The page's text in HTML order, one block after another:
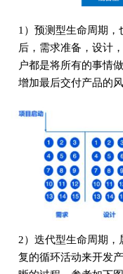
1）预测型生命周期，
后，需求准备，设计
户都是将所有的事情
增加最后交付产品的风
2）迭代型生命周期
复的循环活动来开发